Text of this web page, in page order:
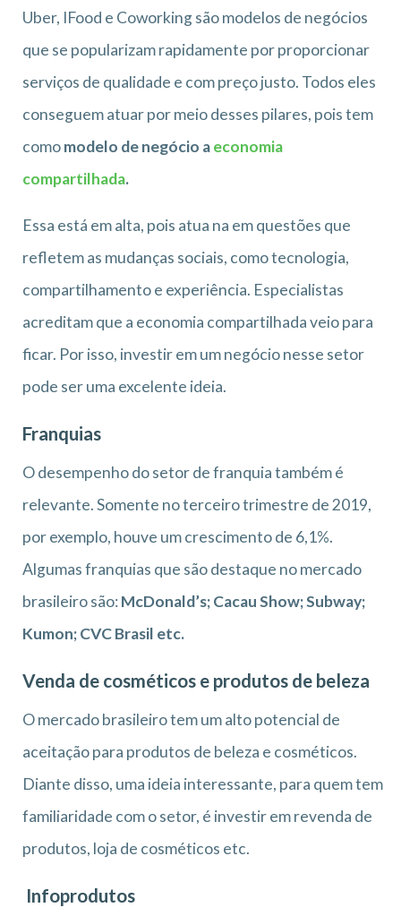
Uber, IFood e Coworking são modelos de negócios
que se popularizam rapidamente por proporcionar
serviços de qualidade e com preço justo. Todos eles
conseguem atuar por meio desses pilares, pois tem
comomodelo de negócio aeconomia
compartilhada.
Essa está em alta, pois atua na em questões que
refletem as mudanças sociais, como tecnologia,
compartilhamento e experiência. Especialistas
acreditam que a economia compartilhada veio para
ficar. Por isso, investir em um negócio nesse setor
pode ser uma excelente ideia.
Franquias
O desempenho do setor de franquia também é
relevante. Somente no terceiro trimestre de 2019,
por exemplo, houve um crescimento de 6,1%.
Algumas franquias que são destaque no mercado
brasileiro são:McDonald’s; Cacau Show; Subway;
Kumon; CVC Brasil etc.
Venda de cosméticos e produtos de beleza
O mercado brasileiro tem um alto potencial de
aceitação para produtos de beleza e cosméticos.
Diante disso, uma ideia interessante, para quem tem
familiaridade com o setor, é investir em revenda de
produtos, loja de cosméticos etc.
Infoprodutos